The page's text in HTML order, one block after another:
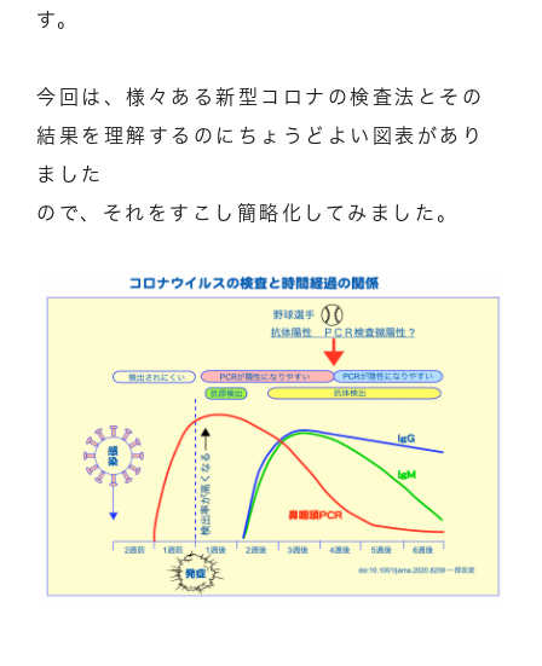
す。
今回は、様々ある新型コロナの検査法とその
結果を理解するのにちょうどよい図表があり
ました
ので、それをすこし簡略化してみました。